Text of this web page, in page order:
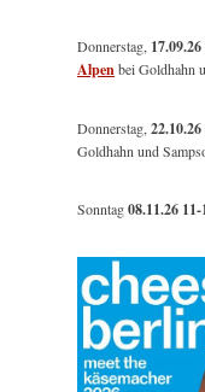
Donnerstag,
Alpenbei Goldhahn
Donnerstag,
Goldhahn und
Sonntag08.11.26